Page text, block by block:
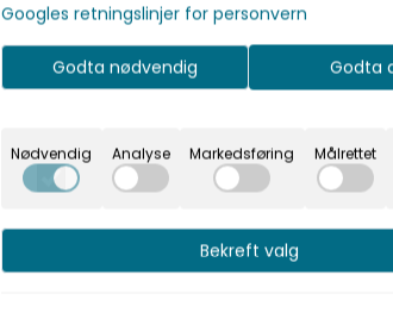
Googles retningslinjer for personvern
Godta nødvendig Godta
Nødvendig Analyse Markedsføring Målrettet
Bekreft valg